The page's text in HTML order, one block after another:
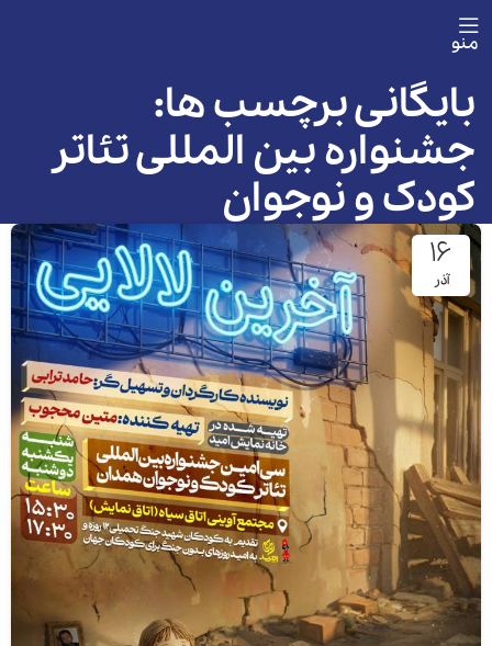
منو
بایگانی برچسب ها:
جشنواره بین المللی تئاتر
کودک و نوجوان
۱۶
آذر